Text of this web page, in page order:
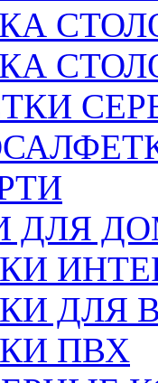
ДЛЯ
ДЛЯ
ПВХ